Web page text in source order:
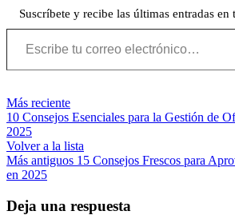
Suscríbete y recibe las últimas entradas
Escribe tu correo electrónico…
Más reciente
10 Consejos Esenciales para la Gestión de
2025
Volver a la lista
Más antiguos 15 Consejos Frescos para
en 2025
Deja una respuesta